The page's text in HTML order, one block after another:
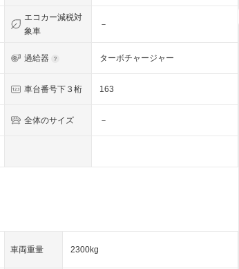
エコカー減税対
象車
－
過給器 ターボチャージャー
車台番号下３桁 163
全体のサイズ －
車両重量 2300kg